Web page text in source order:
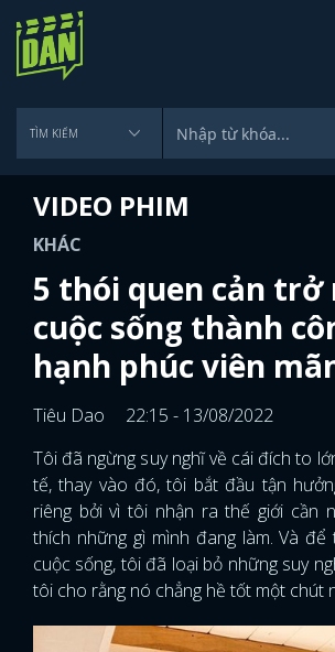
VIDEO PHIM
KHÁC
5 thói quen cản trở
cuộc sống thành
hạnh phúc viên
Tiêu Dao
22:15 - 13/08/2022
Tôi đã ngừng suy nghĩ về cái đích to
tế, thay vào đó, tôi bắt đầu tận
riêng bởi vì tôi nhận ra thế giới cần
thích những gì mình đang làm. Và
cuộc sống, tôi đã loại bỏ những suy
tôi cho rằng nó chẳng hề tốt một chút